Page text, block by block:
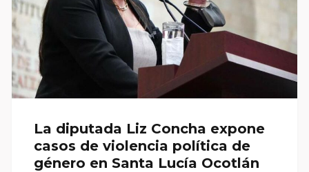
La diputada Liz Concha expone
casos de violencia política de
género en Santa Lucía Ocotlán